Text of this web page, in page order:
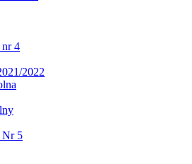
nr 4
2022
Nr 5